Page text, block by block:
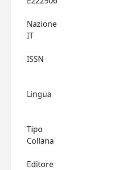
Nazione
ISSN
Lingua
Tipo
Collana
Editore